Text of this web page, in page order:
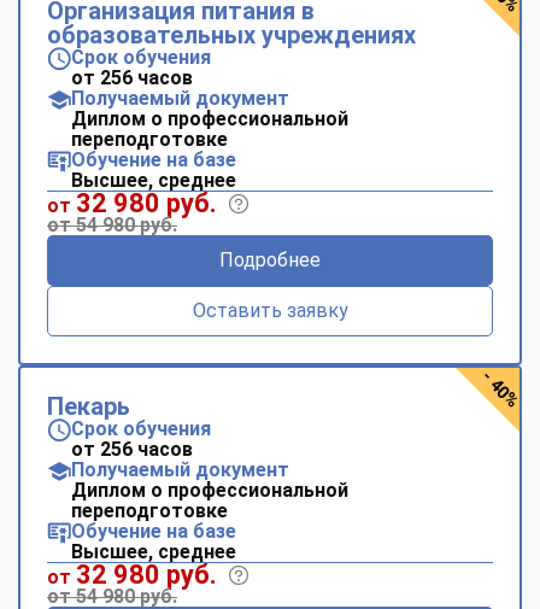
Организация питания в
образовательных учреждениях
Срок обучения
от 256 часов
Получаемый документ
Диплом о профессиональной
переподготовке
Обучение на базе
Высшее, среднее
от 32 980 руб.
от 54 980 руб.
Подробнее
Оставить заявку
Пекарь
Срок обучения
от 256 часов
Получаемый документ
Диплом о профессиональной
переподготовке
Обучение на базе
Высшее, среднее
от 32 980 руб.
от 54 980 руб.
- 40%